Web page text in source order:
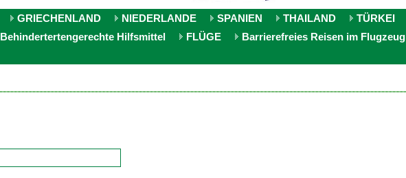
GRIECHENLAND NIEDERLANDE SPANIEN THAILAND
TÜRKEI
Behindertertengerechte Hilfsmittel FLÜGE
Barrierefreies Reisen im Flugzeug